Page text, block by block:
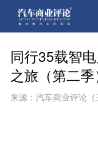
同行35载智
之旅（第二
来源：汽车商业评论